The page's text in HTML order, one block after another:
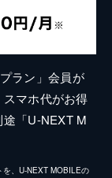
ラン」会員が
マホ代がお得
「U-NEXT M
、U-NEXT MOBILEの